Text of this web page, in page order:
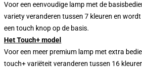
Voor een eenvoudige lamp met de
variety veranderen tussen 7 kleuren en
een touch knop op de basis.
Het Touch+ model
Voor een meer premium lamp met extra
touch+ variëteit veranderen tussen 16